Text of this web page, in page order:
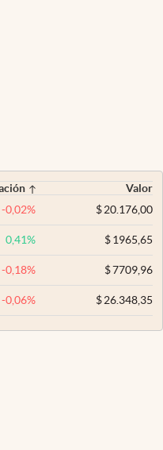
Valor
-0,02% $20.176,00
0,41% $1965,65
-0,18% $7709,96
-0,06% $26.348,35